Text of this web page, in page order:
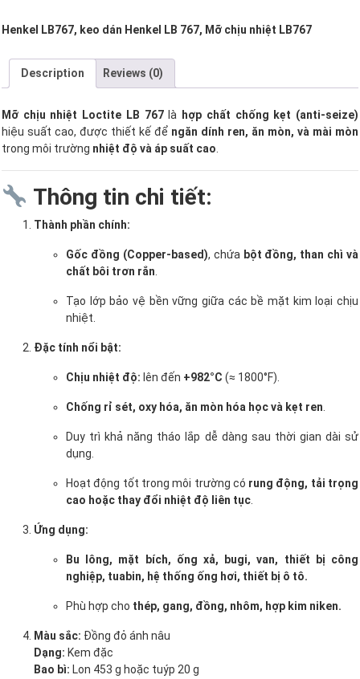
Henkel LB767, keo dán Henkel LB 767, Mỡ chịu nhiệt LB767
Description Reviews (0)
Mỡ chịu nhiệt Loctite LB 767là
hợp chất chống kẹt (anti-seize)
hiệu suất cao, được thiết kế để ngăn dính ren, ăn mòn, và mài mòn
trong môi trường nhiệt độ và áp suất cao
Thông tin chi tiết:
Thành phần chính:
Gốc đồng (Copper-based), chứa bột đồng, than chì và
chất bôi trơn rắn
Tạo lớp bảo vệ bền vững giữa các bề mặt kim loại chịu
nhiệt.
Đặc tính nổi bật:
Chịu nhiệt độ: lên đến +982°C (≈ 1800°F).
Chống rỉ sét, oxy hóa, ăn mòn hóa học và kẹt ren
Duy trì khả năng tháo lắp dễ dàng sau thời gian dài sử
dụng.
Hoạt động tốt trong môi trường có rung động, tải trọng
cao hoặc thay đổi nhiệt độ liên tục
Ứng dụng:
Bu lông, mặt bích, ống xả, bugi, van, thiết bị công
nghiệp, tuabin, hệ thống ống hơi, thiết bị ô tô.
Phù hợp cho thép, gang, đồng, nhôm, hợp kim niken.
Màu sắc: Đồng đỏ ánh nâu
Dạng: Kem đặc
Bao bì: Lon 453 g hoặc tuýp 20 g